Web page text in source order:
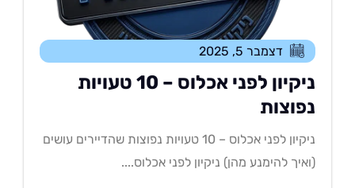
דצמבר 5, 2025
ניקיון לפני אכלוס – 10 טעויות
ניקיון לפני אכלוס – 10 טעויות נפוצות שהדיירים עושים
להימנע מהן) ניקיון לפני אכלוס....